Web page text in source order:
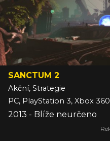
SANCTUM 2
Akční, Strategie
PC, PlayStation 3, Xbox 360
2013 - Blíže neurčeno